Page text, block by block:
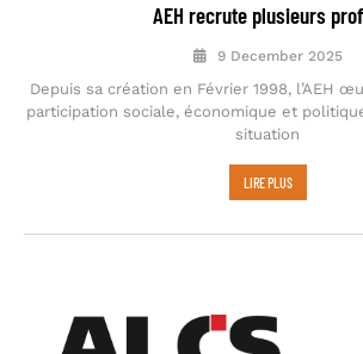
AEH recrute plusieurs
9 December 2025
Depuis sa création en Février 1998, l’AEH
participation sociale, économique et
situation
LIRE PLUS